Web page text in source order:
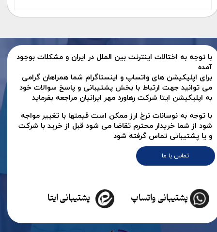
تماس با ما
با توجه به اختالات اینترنت بین الملل در ایران و مشکلات بوجود
آمده
برای اپلیکیشن های واتساپ و اینستاگرام شما همراهان گرامی
می توانید جهت ارتباط با بخش پشتیبانی و پاسخ سوالات خود
به اپلیکیشن ایتا شرکت رهاورد مهر ایرانیان مراجعه بفرماید
پشتیبانی ایتا پشتیبانی واتساپ
با توجه به نوسانات نرخ ارز ممکن است قیمتها با تغییر مواجه
شود از شما خریدار محترم تقاضا می شود قبل از خرید با شرکت
و یا پشتیبانی تماس گرفته شود